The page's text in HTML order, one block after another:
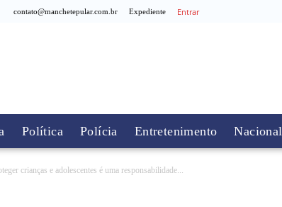
contato@manchetepular.com.br Expediente Entrar
Política Polícia Entretenimento Nacional
crianças e adolescentes é uma responsabilidade...